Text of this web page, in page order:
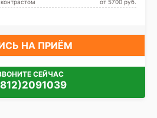
от 5700 pуб.
НА ПРИЁМ
СЕЙЧАС